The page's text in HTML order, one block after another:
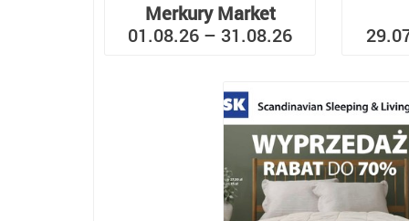
Merkury Market
01.08.26 – 31.08.26